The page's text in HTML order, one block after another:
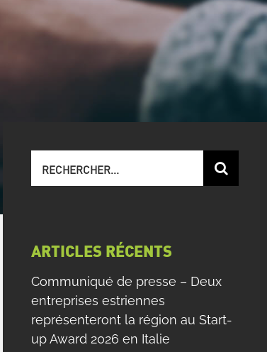
sur
ARTICLES RÉCENTS
Communiqué de presse – Deux
entreprises estriennes
représenteront la région au Start-
up Award 2026 en Italie